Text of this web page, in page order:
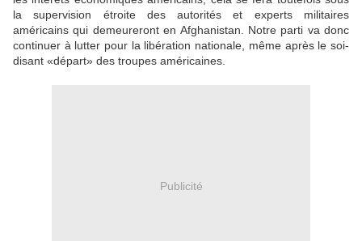
la supervision étroite des autorités et experts militaires
américains qui demeureront en Afghanistan. Notre parti va donc
continuer à lutter pour la libération nationale, même après le soi-
disant «départ» des troupes américaines.
Publicité